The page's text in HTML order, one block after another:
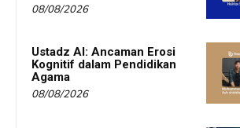
08/08/2026
Ustadz AI: Ancaman Erosi
Kognitif dalam Pendidikan
Agama
08/08/2026